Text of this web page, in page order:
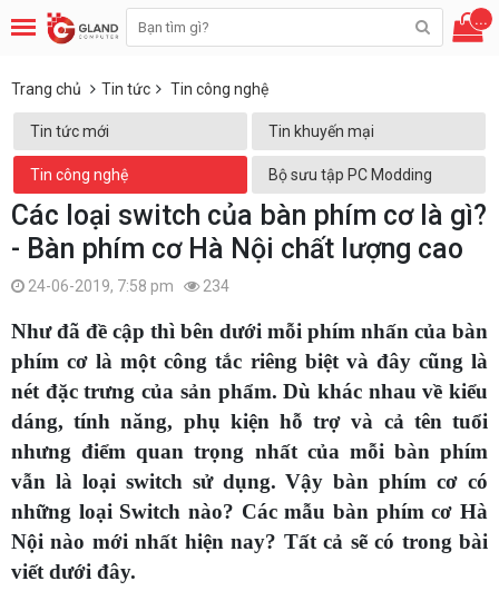
...
Trang chủ Tin tức Tin công nghệ
Tin tức mới Tin khuyến mại
Tin công nghệ Bộ sưu tập PC Modding
Các loại switch của bàn phím cơ là gì?
- Bàn phím cơ Hà Nội chất lượng cao
24-06-2019, 7:58 pm 234
Như đã đề cập thì bên dưới mỗi phím nhấn của bàn
phím cơ là một công tắc riêng biệt và đây cũng là
nét đặc trưng của sản phẩm. Dù khác nhau về kiểu
dáng, tính năng, phụ kiện hỗ trợ và cả tên tuổi
nhưng điểm quan trọng nhất của mỗi bàn phím
vẫn là loại switch sử dụng. Vậy bàn phím cơ có
những loại Switch nào? Các mẫu bàn phím cơ Hà
Nội nào mới nhất hiện nay? Tất cả sẽ có trong bài
viết dưới đây.